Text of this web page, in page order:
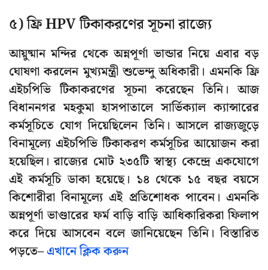
৫) ফ্রি HPV টিকাকরণের সূচনা রাজ্যে
আয়ুষ্মান মন্দির থেকে অন্নপূর্ণা ভান্ডার নিয়ে এবার বড়
ঘোষণা করলেন মুখ্যমন্ত্রী শুভেন্দু অধিকারী। এমনকি ফ্রি
এইচপিভি টিকাকরণের সূচনা করেছেন তিনি। আজ
বিধাননগর মহকুমা হাসপাতালে সার্ভিক্যাল ক্যান্সারের
কর্মসূচিতে যোগ দিয়েছিলেন তিনি। আসলে রাজ্যজুড়ে
বিনামূল্যে এইচপিভি টিকাকরণ কর্মসূচির আয়োজন করা
হয়েছিল। রাজ্যের মোট ২৩৫টি স্বাস্থ্য কেন্দ্রে একযোগে
এই কর্মসূচি ডাকা হয়েছে। ১৪ থেকে ১৫ বছর বয়সে
কিশোরীরা বিনামূল্যে এই প্রতিশোধক পাবেন। এমনকি
অন্নপূর্ণা ভাণ্ডারের ফর্ম বাড়ি বাড়ি আধিকারিকরা ফিলাপ
করে দিয়ে আসবেন বলে জানিয়েছেন তিনি। বিস্তারিত
পড়তে–এখানে ক্লিক করুন